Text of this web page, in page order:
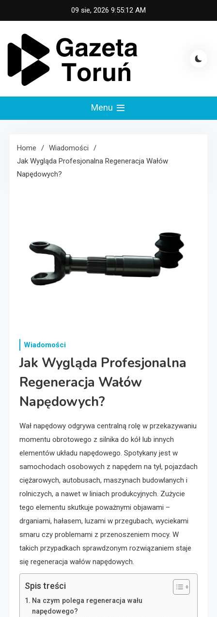
to
content
09 sie, 2026 9:55:13 AM
Gazeta Toruń
Menu
Home
Wiadomości
Jak Wygląda Profesjonalna Regeneracja Wałów
Napędowych?
Wiadomości
Jak Wygląda Profesjonalna
Regeneracja Wałów
Napędowych?
Wał napędowy odgrywa centralną rolę w przekazywaniu
momentu obrotowego z silnika do kół lub innych
elementów układu napędowego. Spotykany jest w
samochodach osobowych z napędem na tył, pojazdach
ciężarowych, autobusach, maszynach budowlanych i
rolniczych, a nawet w liniach produkcyjnych. Zużycie
tego elementu skutkuje poważnymi objawami –
drganiami, hałasem, luzami w przegubach, wyciekami
smaru czy problemami z przenoszeniem mocy. W
takich przypadkach sprawdzonym rozwiązaniem staje
się regeneracja wałów napędowych.
Spis treści
Na czym polega regeneracja wału
napędowego?